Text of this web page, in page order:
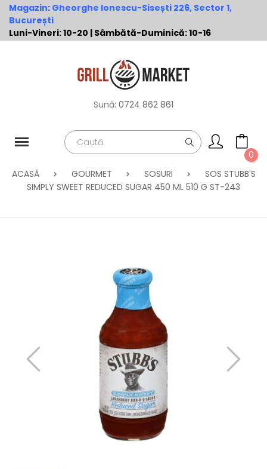
Magazin: Gheorghe Ionescu-Sisești 226, Sector 1,
București
Luni-Vineri: 10-20 | Sâmbătă-Duminică: 10-16
Sună: 0724 862 861
0
ACASĂ
GOURMET SOSURI
SOS STUBB'S
SIMPLY SWEET REDUCED SUGAR 450 ML 510 G ST-243